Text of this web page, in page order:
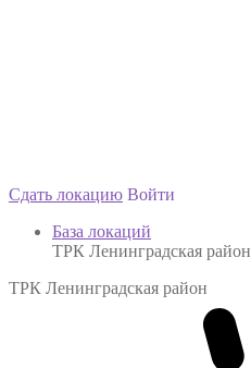
Сдать локацию Войти
База локаций
ТРК Ленинградская район
ТРК Ленинградская район